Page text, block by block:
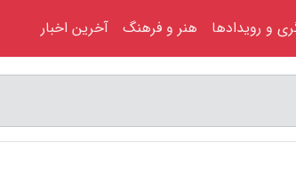
و رویدادها هنر و فرهنگ آخرین اخبار